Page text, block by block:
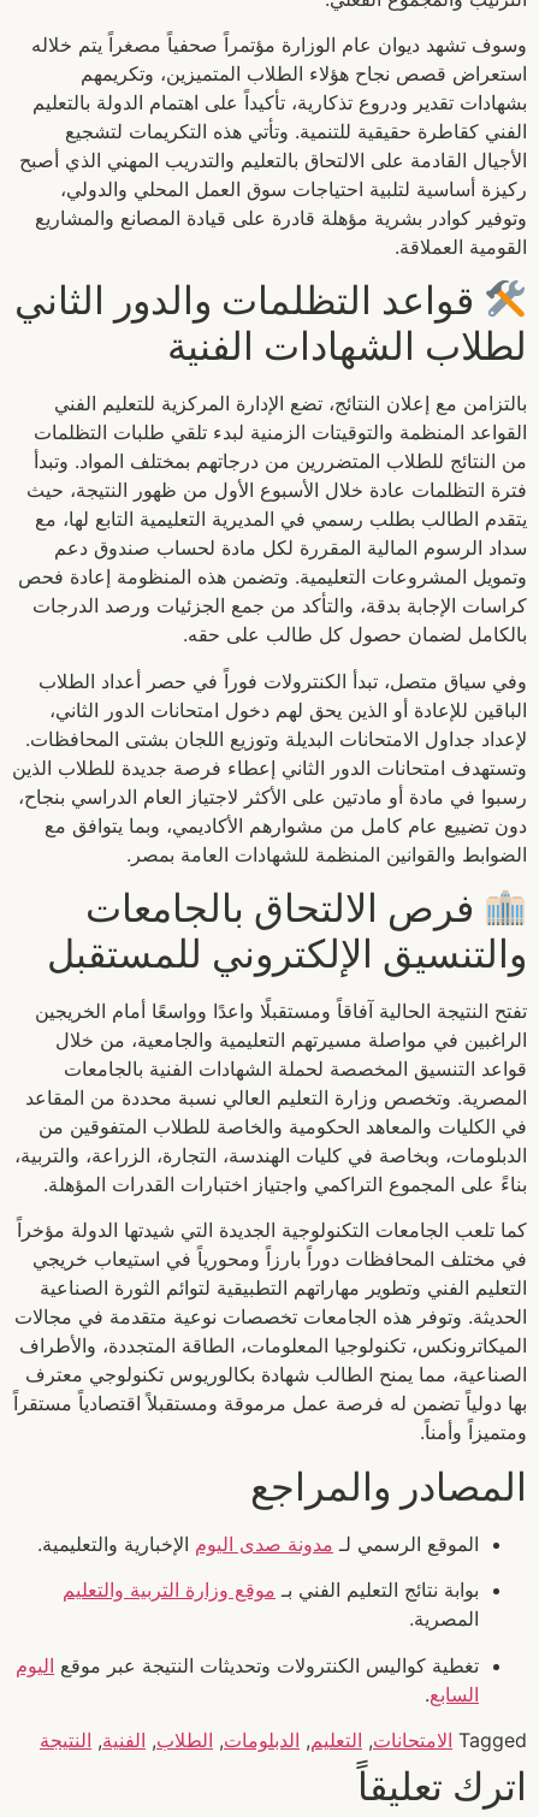
وسوف تشهد ديوان عام الوزارة مؤتمراً صحفياً مصغراً يتم خلاله
استعراض قصص نجاح هؤلاء الطلاب المتميزين، وتكريمهم
بشهادات تقدير ودروع تذكارية، تأكيداً على اهتمام الدولة بالتعليم
الفني كقاطرة حقيقية للتنمية. وتأتي هذه التكريمات لتشجيع
الأجيال القادمة على الالتحاق بالتعليم والتدريب المهني الذي أصبح
ركيزة أساسية لتلبية احتياجات سوق العمل المحلي والدولي،
وتوفير كوادر بشرية مؤهلة قادرة على قيادة المصانع والمشاريع
القومية العملاقة.
قواعد التظلمات والدور الثاني
لطلاب الشهادات الفنية
بالتزامن مع إعلان النتائج، تضع الإدارة المركزية للتعليم الفني
القواعد المنظمة والتوقيتات الزمنية لبدء تلقي طلبات التظلمات
من النتائج للطلاب المتضررين من درجاتهم بمختلف المواد. وتبدأ
فترة التظلمات عادة خلال الأسبوع الأول من ظهور النتيجة، حيث
يتقدم الطالب بطلب رسمي في المديرية التعليمية التابع لها، مع
سداد الرسوم المالية المقررة لكل مادة لحساب صندوق دعم
وتمويل المشروعات التعليمية. وتضمن هذه المنظومة إعادة فحص
كراسات الإجابة بدقة، والتأكد من جمع الجزئيات ورصد الدرجات
بالكامل لضمان حصول كل طالب على حقه.
وفي سياق متصل، تبدأ الكنترولات فوراً في حصر أعداد الطلاب
الباقين للإعادة أو الذين يحق لهم دخول امتحانات الدور الثاني،
لإعداد جداول الامتحانات البديلة وتوزيع اللجان بشتى المحافظات.
وتستهدف امتحانات الدور الثاني إعطاء فرصة جديدة للطلاب الذين
رسبوا في مادة أو مادتين على الأكثر لاجتياز العام الدراسي بنجاح،
دون تضييع عام كامل من مشوارهم الأكاديمي، وبما يتوافق مع
الضوابط والقوانين المنظمة للشهادات العامة بمصر.
فرص الالتحاق بالجامعات
والتنسيق الإلكتروني للمستقبل
تفتح النتيجة الحالية آفاقاً ومستقبلًا واعدًا وواسعًا أمام الخريجين
الراغبين في مواصلة مسيرتهم التعليمية والجامعية، من خلال
قواعد التنسيق المخصصة لحملة الشهادات الفنية بالجامعات
المصرية. وتخصص وزارة التعليم العالي نسبة محددة من المقاعد
في الكليات والمعاهد الحكومية والخاصة للطلاب المتفوقين من
الدبلومات، وبخاصة في كليات الهندسة، التجارة، الزراعة، والتربية،
بناءً على المجموع التراكمي واجتياز اختبارات القدرات المؤهلة.
كما تلعب الجامعات التكنولوجية الجديدة التي شيدتها الدولة مؤخراً
في مختلف المحافظات دوراً بارزاً ومحورياً في استيعاب خريجي
التعليم الفني وتطوير مهاراتهم التطبيقية لتوائم الثورة الصناعية
الحديثة. وتوفر هذه الجامعات تخصصات نوعية متقدمة في مجالات
الميكاترونكس، تكنولوجيا المعلومات، الطاقة المتجددة، والأطراف
الصناعية، مما يمنح الطالب شهادة بكالوريوس تكنولوجي معترف
بها دولياً تضمن له فرصة عمل مرموقة ومستقبلاً اقتصادياً مستقراً
ومتميزاً وأمناً.
المصادر والمراجع
الموقع الرسمي لـ مدونة صدى اليوم الإخبارية والتعليمية.
بوابة نتائج التعليم الفني بـ موقع وزارة التربية والتعليم
المصرية.
تغطية كواليس الكنترولات وتحديثات النتيجة عبر موقع اليوم
السابع.
Tagged الامتحانات, التعليم, الدبلومات, الطلاب, الفنية, النتيجة
اترك تعليقاً